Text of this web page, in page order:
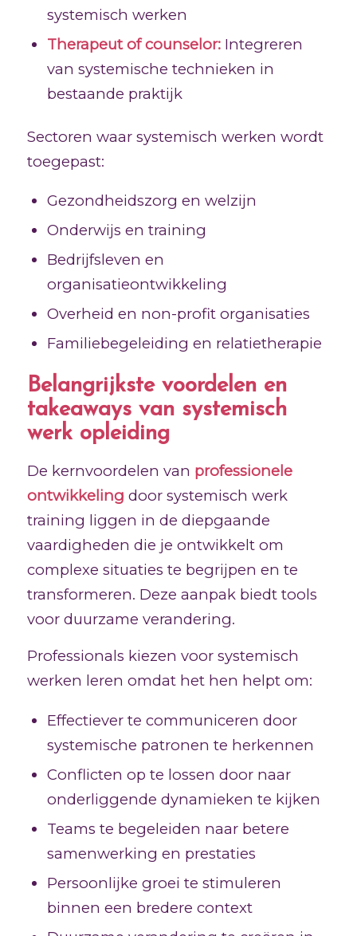
systemisch werken
Therapeut of counselor:Integreren
van systemische technieken in
bestaande praktijk
Sectoren waar systemisch werken wordt
toegepast:
Gezondheidszorg en welzijn
Onderwijs en training
Bedrijfsleven en
organisatieontwikkeling
Overheid en non-profit organisaties
Familiebegeleiding en relatietherapie
Belangrijkste voordelen en
takeaways van systemisch
werk opleiding
De kernvoordelen van professionele
ontwikkeling door systemisch werk
training liggen in de diepgaande
vaardigheden die je ontwikkelt om
complexe situaties te begrijpen en te
transformeren. Deze aanpak biedt tools
voor duurzame verandering.
Professionals kiezen voor systemisch
werken leren omdat het hen helpt om:
Effectiever te communiceren door
systemische patronen te herkennen
Conflicten op te lossen door naar
onderliggende dynamieken te kijken
Teams te begeleiden naar betere
samenwerking en prestaties
Persoonlijke groei te stimuleren
binnen een bredere context